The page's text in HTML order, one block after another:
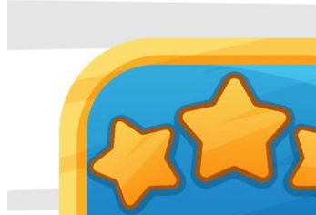
Modèles
Vecteurs
Vidéos
Motion graphics
Images Éditoriales
Événements Éditoriaux